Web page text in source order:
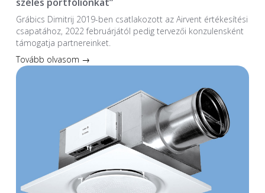
Grábics Dimitrij 2019-ben csatlakozott az Airvent értékesítési
csapatához, 2022 februárjától pedig tervezői konzulensként
támogatja partnereinket.
Tovább olvasom →